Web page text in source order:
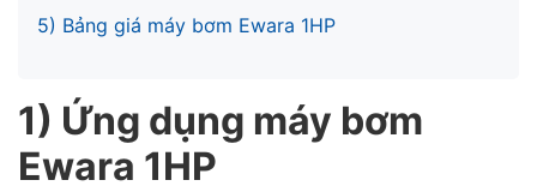
5) Bảng giá máy bơm Ewara 1HP
1) Ứng dụng máy bơm
Ewara 1HP